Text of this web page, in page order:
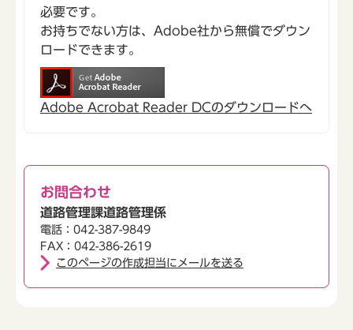
必要です。
お持ちでない方は、Adobe社から無償でダウン
ロードできます。
Adobe Acrobat Reader DCのダウンロードへ
お問合わせ
道路管理課道路管理係
電話：042-387-9849
FAX：042-386-2619
このページの作成担当にメールを送る